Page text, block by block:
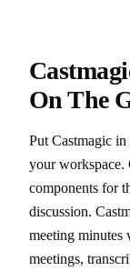
On The
Put Castmagic
your workspace.
components for
discussion.
meeting minutes
meetings,